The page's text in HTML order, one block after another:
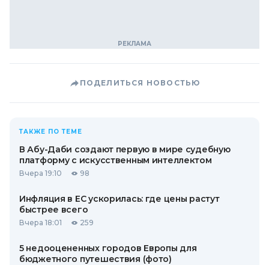
ПОДЕЛИТЬСЯ НОВОСТЬЮ
ТАКЖЕ ПО ТЕМЕ
В Абу-Даби создают первую в мире судебную
платформу с искусственным интеллектом
Вчера 19:10 98
Инфляция в ЕС ускорилась: где цены растут
быстрее всего
Вчера 18:01 259
5 недооцененных городов Европы для
бюджетного путешествия (фото)